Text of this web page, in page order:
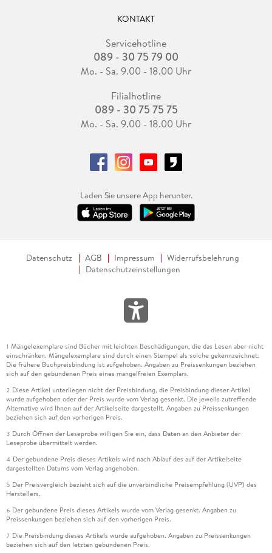
KONTAKT
Servicehotline
089 - 30 75 79 00
Mo. - Sa. 9.00 - 18.00 Uhr
Filialhotline
089 - 30 75 75 75
Mo. - Sa. 9.00 - 18.00 Uhr
Laden Sie unsere App herunter.
Datenschutz AGB Impressum
Widerrufsbelehrung
Datenschutzeinstellungen
1 Mängelexemplare sind Bücher mit leichten Beschädigungen, die das Lesen aber nicht
einschränken. Mängelexemplare sind durch einen Stempel als solche gekennzeichnet.
Die frühere Buchpreisbindung ist aufgehoben. Angaben zu Preissenkungen beziehen
sich auf den gebundenen Preis eines mangelfreien Exemplars.
2 Diese Artikel unterliegen nicht der Preisbindung, die Preisbindung dieser Artikel
wurde aufgehoben oder der Preis wurde vom Verlag gesenkt. Die jeweils zutreffende
Alternative wird Ihnen auf der Artikelseite dargestellt. Angaben zu Preissenkungen
beziehen sich auf den vorherigen Preis.
3 Durch Öffnen der Leseprobe willigen Sie ein, dass Daten an den Anbieter der
Leseprobe übermittelt werden.
4 Der gebundene Preis dieses Artikels wird nach Ablauf des auf der Artikelseite
dargestellten Datums vom Verlag angehoben.
5 Der Preisvergleich bezieht sich auf die unverbindliche Preisempfehlung (UVP) des
Herstellers.
6 Der gebundene Preis dieses Artikels wurde vom Verlag gesenkt. Angaben zu
Preissenkungen beziehen sich auf den vorherigen Preis.
7 Die Preisbindung dieses Artikels wurde aufgehoben. Angaben zu Preissenkungen
beziehen sich auf den letzten gebundenen Preis.